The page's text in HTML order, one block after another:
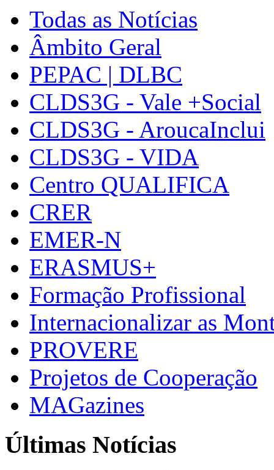
Todas as Notícias
Âmbito Geral
PEPAC | DLBC
CLDS3G - Vale +Social
CLDS3G - AroucaInclui
CLDS3G - VIDA
Centro QUALIFICA
CRER
EMER-N
ERASMUS+
Formação Profissional
Internacionalizar as
PROVERE
Projetos de Cooperação
MAGazines
Últimas Notícias